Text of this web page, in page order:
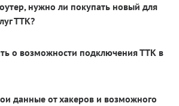
нужно ли покупать новый для
ТТК?
о возможности подключения ТТК в
данные от хакеров и возможного